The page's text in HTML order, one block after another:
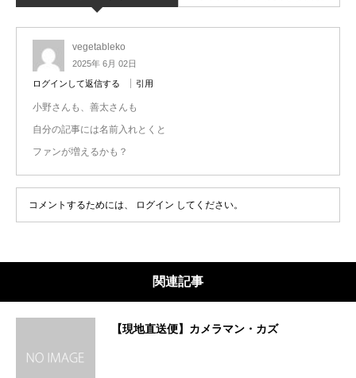
vegetableko
2025年 6月 02日
ログインして返信する 引用
小野さんも、善太さんも
自分の記事には名前入れとくと
ファンが増えるかも？
コメントするためには、 ログイン してください。
関連記事
【現地直送便】カメラマン・カズ